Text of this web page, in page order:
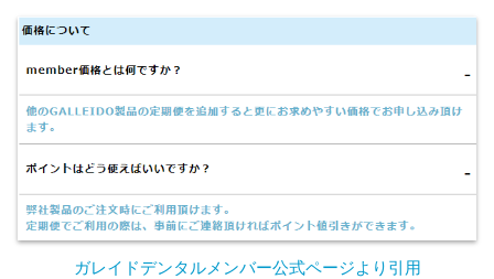
ガレイドデンタルメンバー公式ページより引用